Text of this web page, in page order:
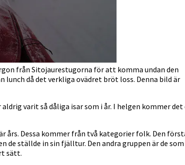
från Sitojaurestugorna för att komma undan den
då det verkliga ovädret bröt loss. Denna bild är
aldrig varit så dåliga isar som i år. I helgen kommer
års. Dessa kommer från två kategorier folk. Den
de ställde in sin fjälltur. Den andra gruppen är de
sätt.